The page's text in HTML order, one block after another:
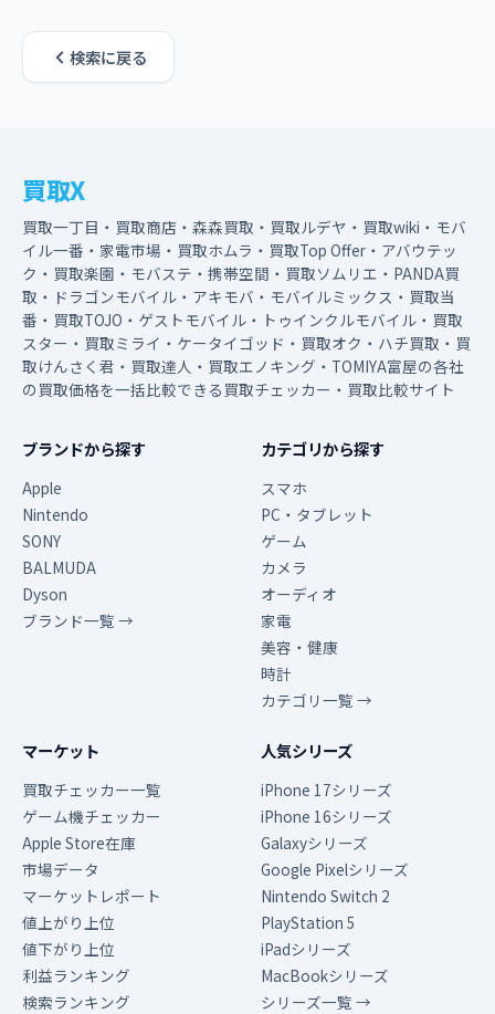
検索に戻る
買取X
買取一丁目・買取商店・森森買取・買取ルデヤ・買取wiki・モバ
イル一番・家電市場・買取ホムラ・買取Top Offer・アバウテッ
ク・買取楽園・モバステ・携帯空間・買取ソムリエ・PANDA買
取・ドラゴンモバイル・アキモバ・モバイルミックス・買取当
番・買取TOJO・ゲストモバイル・トゥインクルモバイル・買取
スター・買取ミライ・ケータイゴッド・買取オク・ハチ買取・買
取けんさく君・買取達人・買取エノキング・TOMIYA富屋の各社
の買取価格を一括比較できる買取チェッカー・買取比較サイト
ブランドから探す
Apple
Nintendo
SONY
BALMUDA
Dyson
ブランド一覧 →
カテゴリから探す
スマホ
PC・タブレット
ゲーム
カメラ
オーディオ
家電
美容・健康
時計
カテゴリ一覧 →
マーケット
買取チェッカー一覧
ゲーム機チェッカー
Apple Store在庫
市場データ
マーケットレポート
値上がり上位
値下がり上位
利益ランキング
検索ランキング
人気シリーズ
iPhone 17シリーズ
iPhone 16シリーズ
Galaxyシリーズ
Google Pixelシリーズ
Nintendo Switch 2
PlayStation 5
iPadシリーズ
MacBookシリーズ
シリーズ一覧 →